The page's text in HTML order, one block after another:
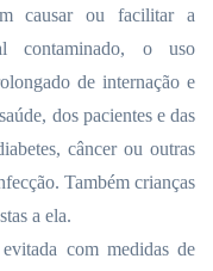
causar ou facilitar a
contaminado, o uso
de internação e
dos pacientes e das
câncer ou outras
Também crianças
a ela.
com medidas de